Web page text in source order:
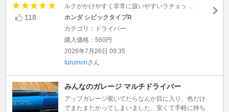
118
ルクがかけやすく非常に扱いやすいラチェッ ...
ホンダ シビックタイプR
カテゴリ：ドライバー
購入価格：560円
2026年7月26日 09:35
turumonさん
みんなのガレージ マルチドライバー
アップガレージ覗いてたらなんか目に入り、色だけ
でまたまたかってしまいました。安くて手軽に持ち